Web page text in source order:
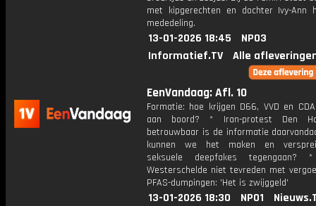
met kipgerechten en dochter Ivy-Ann
mededeling.
13-01-2026 18:45
NPO3
Informatief.TV
Alle
EenVandaag: Afl. 10
Formatie: hoe krijgen D66, VVD en
aan boord? * Iran-protest Den
betrouwbaar is de informatie
kunnen we het maken en
seksuele deepfakes tegengaan?
Westerschelde niet tevreden met
PFAS-dumpingen: 'Het is zwijggeld'
13-01-2026 18:30 NPO1